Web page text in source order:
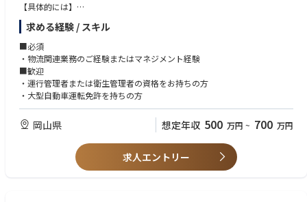
【具体的には】
・人員配置や業務進捗、施設・車両などの営業所是bb多雨の運営管理
・既存取引先との関係強化に加え、新規顧客への提案営業
・予算作成、売上利益の管理、地発注データ管理
・配車管理、ドライバー管理
求める経験 / スキル
■必須
・物流関連業務のご経験またはマネジメント経験
■歓迎
・運行管理者または衛生管理者の資格をお持ちの方
・大型自動車運転免許を持ちの方
岡山県 想定年収 500 万円 ~ 700 万円
求人エントリー